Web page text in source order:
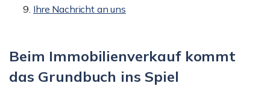
Ihre Nachricht an uns
Beim Immobilienverkauf kommt
das Grundbuch ins Spiel